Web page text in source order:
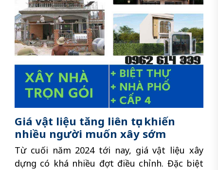
Giá vật liệu tăng liên tục khiến
nhiều người muốn xây sớm
Từ cuối năm 2024 tới nay, giá vật liệu xây
dựng có khá nhiều đợt điều chỉnh. Đặc biệt